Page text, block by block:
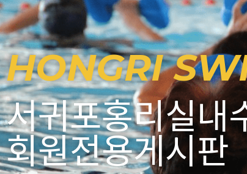
HONGRI
서귀포홍리실내
회원전용게시판